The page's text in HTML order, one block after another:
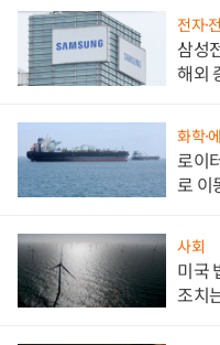
전자·
삼성
해외
화학·
로이
로 이
사회
미국
조치